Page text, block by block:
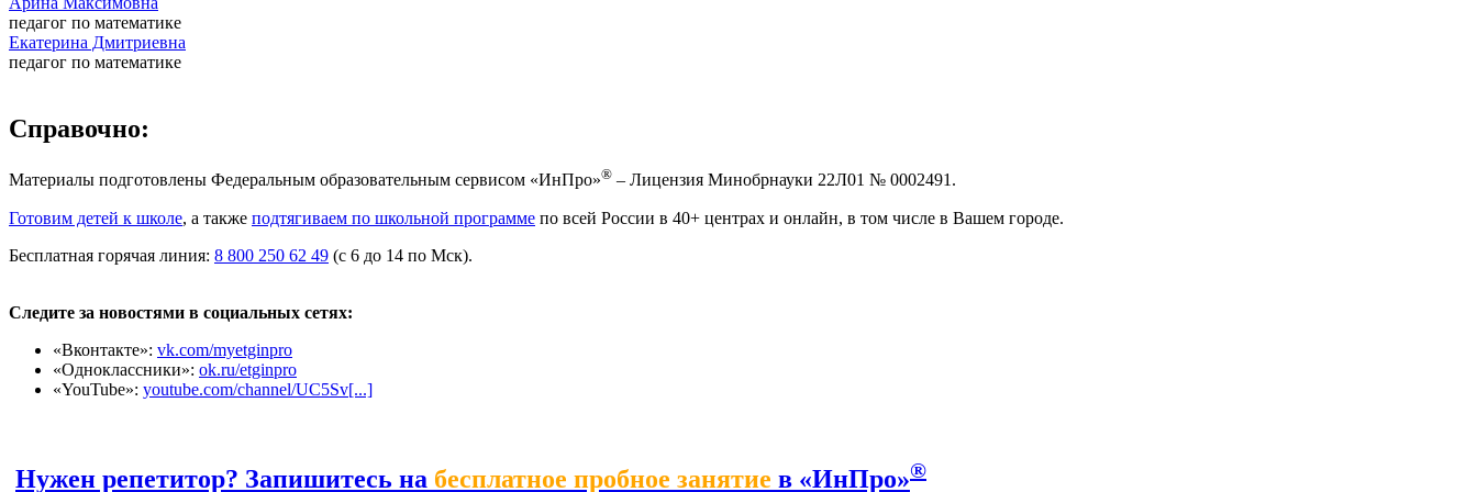
педагог по математике
Екатерина Дмитриевна
педагог по математике
Справочно:
Материалы подготовлены Федеральным образовательным сервисом «ИнПро»® – Лицензия Минобрнауки 22Л01 № 0002491.
Готовим детей к школе, а также подтягиваем по школьной программе по всей России в 40+ центрах и онлайн, в том числе в Вашем городе.
Бесплатная горячая линия: 8 800 250 62 49 (с 6 до 14 по Мск).
Следите за новостями в социальных сетях:
«Вконтакте»: vk.com/myetginpro
«Одноклассники»: ok.ru/etginpro
«YouTube»: youtube.com/channel/UC5Sv[...]
Нужен репетитор? Запишитесь на бесплатное пробное занятие в «ИнПро»®